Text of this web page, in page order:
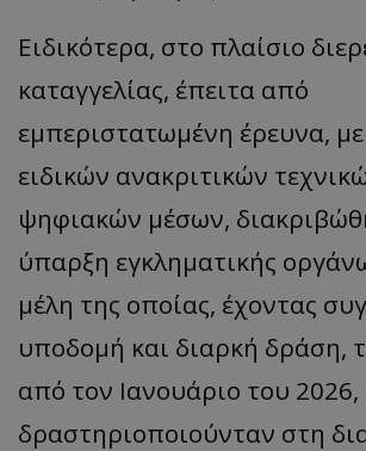
Ειδικότερα, στο πλαίσιο
καταγγελίας, έπειτα από
εμπεριστατωμένη έρευνα,
ειδικών ανακριτικών
ψηφιακών μέσων,
ύπαρξη εγκληματικής
μέλη της οποίας, έχοντας
υποδομή και διαρκή δράση,
από τον Ιανουάριο του 2026,
δραστηριοποιούνταν στη